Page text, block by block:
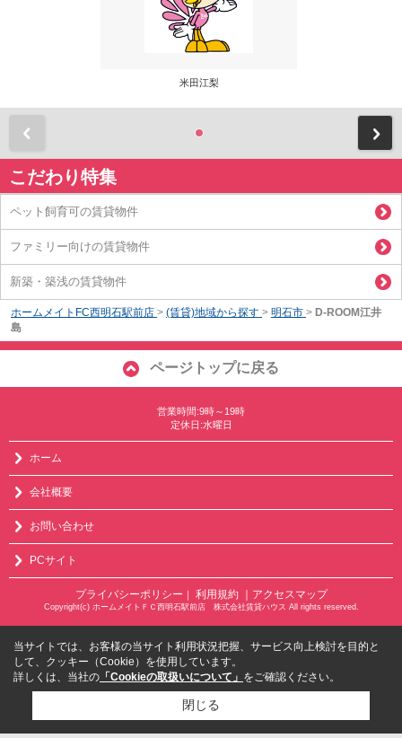
米田江梨
こだわり特集
ペット飼育可の賃貸物件
ファミリー向けの賃貸物件
新築・築浅の賃貸物件
ホームメイトFC西明石駅前店 > (賃貸)地域から探す > 明石市 > D-ROOM江井
島
ページトップに戻る
営業時間:9時～19時
定休日:水曜日
ホーム
会社概要
お問い合わせ
PCサイト
プライバシーポリシー 利用規約 ｜アクセスマップ
Copyright(c) ホームメイトＦＣ西明石駅前店 株式会社賃貸ハウス All rights reserved.
当サイトでは、お客様の当サイト利用状況把握、サービス向上検討を目的と
して、クッキー（Cookie）を使用しています。
詳しくは、当社の 「Cookieの取扱いについて」 をご確認ください。
閉じる